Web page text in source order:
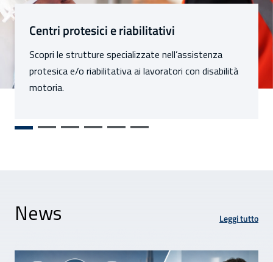
Sezioni
Centri protesici e riabilitativi
Scopri le strutture specializzate nell’assistenza
protesica e/o riabilitativa ai lavoratori con disabilità
motoria.
News Leggi tutto